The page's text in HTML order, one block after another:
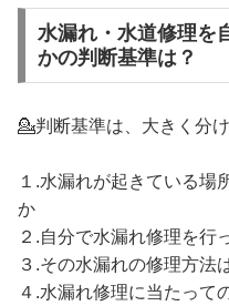
水漏れ・水道修理を
かの判断基準は？
💁判断基準は、大きく分
１.水漏れが起きている場
か
２.自分で水漏れ修理を行
３.その水漏れの修理方法
４.水漏れ修理に当たって